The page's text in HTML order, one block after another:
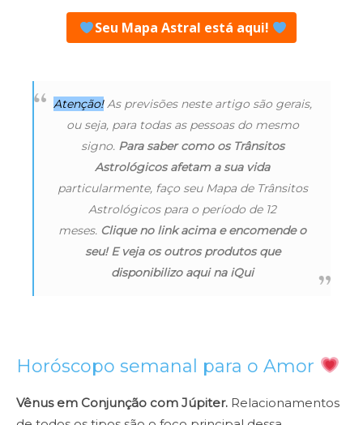
Seu Mapa Astral está aqui!
Atenção! As previsões neste artigo são gerais,
ou seja, para todas as pessoas do mesmo
signo. Para saber como os Trânsitos
Astrológicos afetam a sua vida
particularmente, faço seu Mapa de Trânsitos
Astrológicos para o período de 12
meses. Clique no link acima e encomende o
seu! E veja os outros produtos que
disponibilizo aqui na iQui
Horóscopo semanal para o Amor
Vênus em Conjunção com Júpiter. Relacionamentos